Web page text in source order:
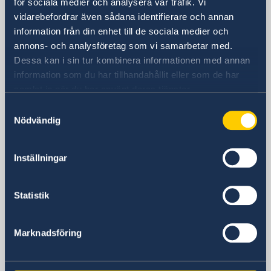
för sociala medier och analysera vår trafik. Vi
vidarebefordrar även sådana identifierare och annan
information från din enhet till de sociala medier och
annons- och analysföretag som vi samarbetar med.
Dessa kan i sin tur kombinera informationen med annan
information som du har tillhandahållit eller som de har
Nödvändig
Inställningar
Statistik
Marknadsföring
Schweden in Deutschland
Schwedische Botschaft
Rauchstraße 1
Postanschrift
Rauchstraße 1
Deutschland
E-Mail